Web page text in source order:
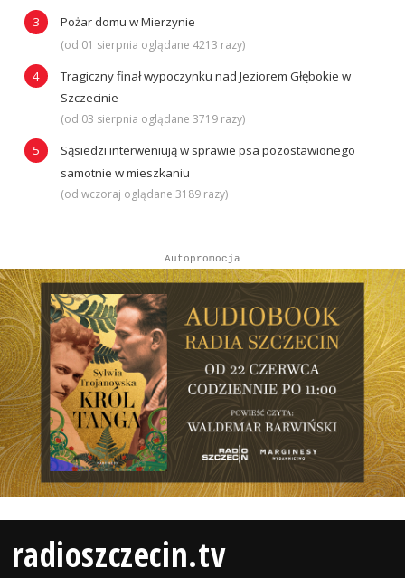
Pożar domu w Mierzynie
(od 01 sierpnia oglądane 4213 razy)
Tragiczny finał wypoczynku nad Jeziorem Głębokie w
Szczecinie
(od 03 sierpnia oglądane 3719 razy)
Sąsiedzi interweniują w sprawie psa pozostawionego
samotnie w mieszkaniu
(od wczoraj oglądane 3189 razy)
Autopromocja
radioszczecin.tv